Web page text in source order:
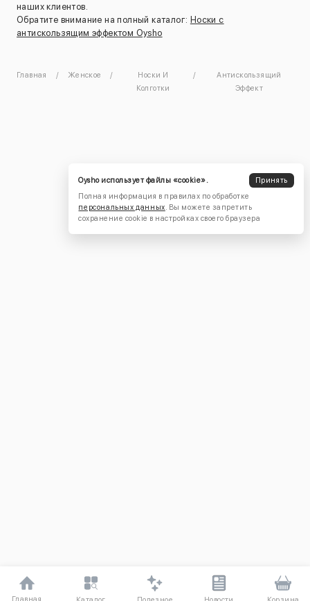
наших клиентов.
Обратите внимание на полный каталог: Носки с
антискользящим эффектом Oysho
Главная Женское
Носки И
Колготки
Антискользящий
Эффект
Oysho использует файлы «cookie».
Принять
Полная информация в правилах по обработке
персональных данных. Вы можете запретить
сохранение cookie в настройках своего браузера